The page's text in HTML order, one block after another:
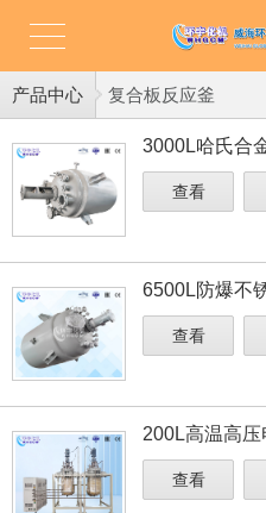
产品中心 复合板反应釜
3000L哈氏合
查看
6500L防爆不
查看
200L高温高压
查看